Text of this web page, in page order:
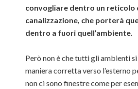
convogliare dentro un reticolo
canalizzazione, che porterà
dentro a fuori quell’ambiente.
Però non è che tutti gli ambienti
maniera corretta verso l’esterno
non ci sono finestre come per